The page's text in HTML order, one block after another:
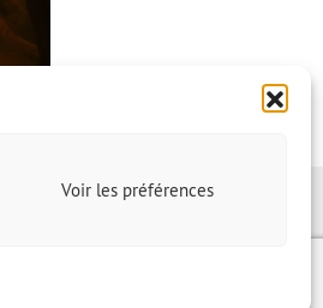
Voir les préférences